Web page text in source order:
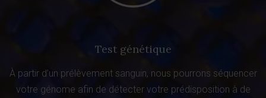
Test génétique
À partir d’un prélèvement sanguin, nous pourrons séquencer
votre génome afin de détecter votre prédisposition à de